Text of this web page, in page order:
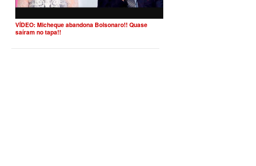
VÍDEO: Micheque abandona Bolsonaro!! Quase
saíram no tapa!!